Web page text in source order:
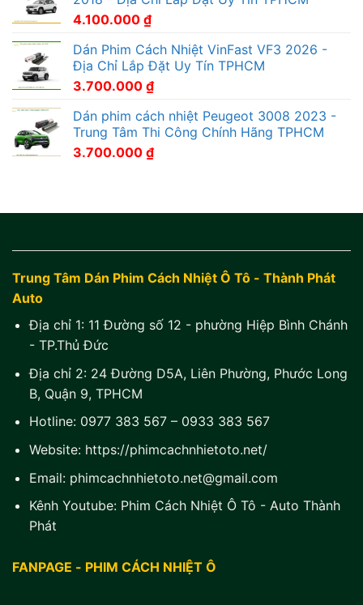
4.100.000 ₫
Dán Phim Cách Nhiệt VinFast VF3 2026 -
Địa Chỉ Lắp Đặt Uy Tín TPHCM
3.700.000 ₫
Dán phim cách nhiệt Peugeot 3008 2023 -
Trung Tâm Thi Công Chính Hãng TPHCM
3.700.000 ₫
Trung Tâm Dán Phim Cách Nhiệt Ô Tô - Thành Phát
Auto
Địa chỉ 1: 11 Đường số 12 - phường Hiệp Bình Chánh
- TP.Thủ Đức
Địa chỉ 2: 24 Đường D5A, Liên Phường, Phước Long
B, Quận 9, TPHCM
Hotline: 0977 383 567– 0933 383 567
Website: https://phimcachnhietoto.net/
Email: phimcachnhietoto.net@gmail.com
Kênh Youtube: Phim Cách Nhiệt Ô Tô - Auto Thành
Phát
FANPAGE - PHIM CÁCH NHIỆT Ô